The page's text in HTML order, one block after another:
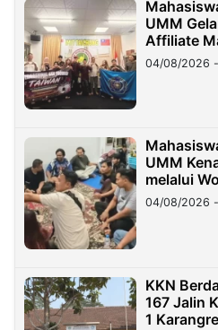
UMM
Affiliate
Migran
04/08/2026
UMM
melalui
di Taiwan
04/08/2026
KKN
167 Jalin
1